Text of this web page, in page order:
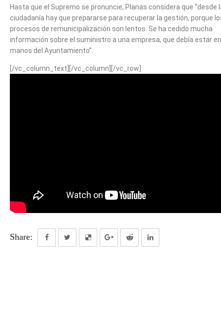
Hasta que el Supremo se pronuncie, Planas considera que “desde
ciudadanía hay que prepararse para recuperar la gestión, porque
procesos de remunicipalización son lentos. Se ha cedido mucha
información sobre el suministro a una empresa, que debía estar en
manos del Ayuntamiento”.
[/vc_column_text][/vc_column][/vc_row]
Share: